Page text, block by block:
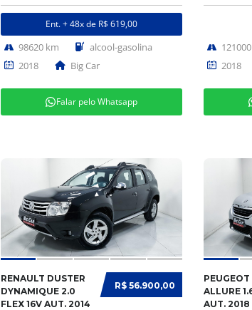
Ent. + 48x de R$ 619,00
98620 km
alcool-gasolina
2018
Big Car
Falar pelo Whatsapp
2018
R$ 56.900,00
RENAULT DUSTER
DYNAMIQUE 2.0
FLEX 16V AUT. 2014
ALLURE
AUT. 2018